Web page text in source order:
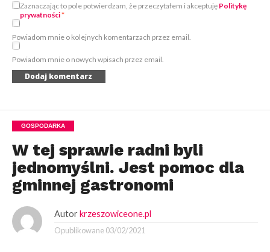
Zaznaczając to pole potwierdzam, że przeczytałem i akceptuję Politykę
prywatności*
Powiadom mnie o kolejnych komentarzach przez email.
Powiadom mnie o nowych wpisach przez email.
GOSPODARKA
W tej sprawie radni byli
jednomyślni. Jest pomoc dla
gminnej gastronomi
Autor krzeszowiceone.pl
Opublikowane 03/02/2021